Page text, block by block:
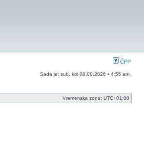
ČPP
Sada je: sub, kol 08.08.2026 • 4:55 am.
Vremenska zona: UTC+01:00